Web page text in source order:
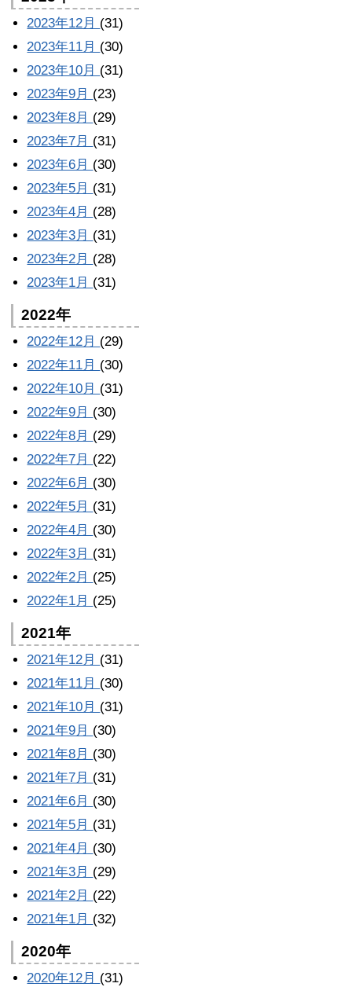
2023年12月 (31)
2023年11月 (30)
2023年10月 (31)
2023年9月 (23)
2023年8月 (29)
2023年7月 (31)
2023年6月 (30)
2023年5月 (31)
2023年4月 (28)
2023年3月 (31)
2023年2月 (28)
2023年1月 (31)
2022年
2022年12月 (29)
2022年11月 (30)
2022年10月 (31)
2022年9月 (30)
2022年8月 (29)
2022年7月 (22)
2022年6月 (30)
2022年5月 (31)
2022年4月 (30)
2022年3月 (31)
2022年2月 (25)
2022年1月 (25)
2021年
2021年12月 (31)
2021年11月 (30)
2021年10月 (31)
2021年9月 (30)
2021年8月 (30)
2021年7月 (31)
2021年6月 (30)
2021年5月 (31)
2021年4月 (30)
2021年3月 (29)
2021年2月 (22)
2021年1月 (32)
2020年
2020年12月 (31)